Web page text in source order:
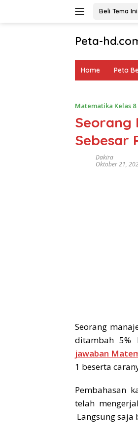
Beli Tema Ini
Peta-
Gambar
Home Peta
Matematika Kelas 8
Seorang
Sebesar
Dakira
Oktober 21,
Seorang
ditambah 5%
jawaban
1 beserta
Pembahasan
telah
Langsung saja